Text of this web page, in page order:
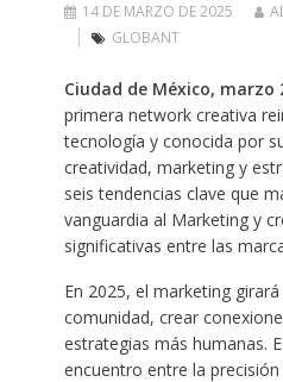
14 DE MARZO DE 2025
GLOBANT
Ciudad de México, marzo
primera network creativa
tecnología y conocida por
creatividad, marketing y
seis tendencias clave que
vanguardia al Marketing y
significativas entre las
En 2025, el marketing
comunidad, crear
estrategias más humanas.
encuentro entre la